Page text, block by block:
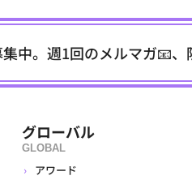
中。週1回のメルマガ📧
グローバル
GLOBAL
アワード